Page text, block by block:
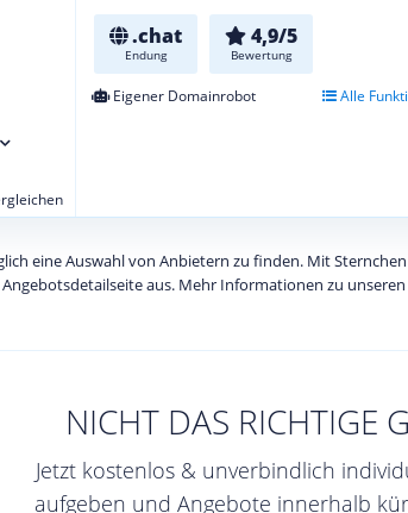
.chat
Endung
4,9/5
Bewertung
Eigener Domainrobot Alle
eine Auswahl von Anbietern zu finden. Mit
aus. Mehr Informationen zu unseren
NICHT DAS RICHTIGE
Jetzt kostenlos & unverbindlich
aufgeben und Angebote innerhalb